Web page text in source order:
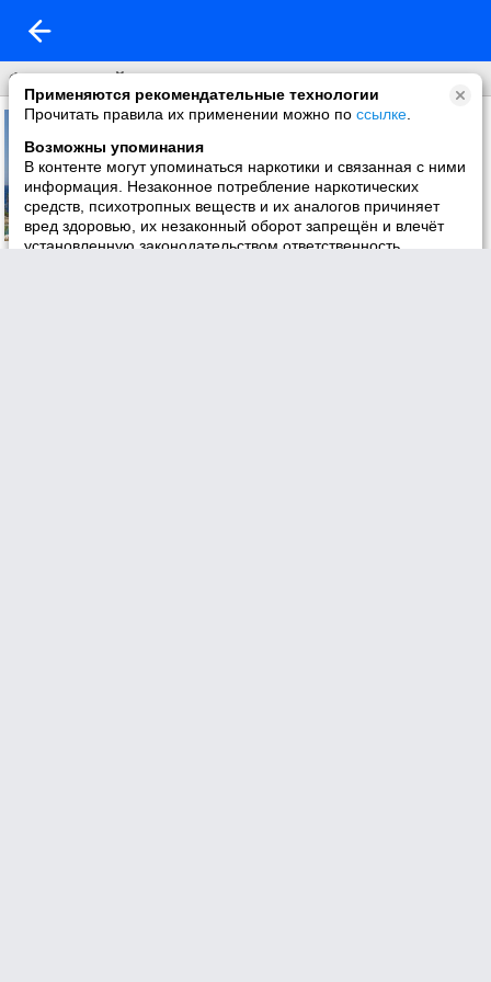
Применяются рекомендательные технологии
Прочитать правила их применении можно по ссылке
Возможны упоминания
В контенте могут упоминаться наркотики и связанная с ними
информация. Незаконное потребление наркотических
средств, психотропных веществ и их аналогов причиняет
вред здоровью, их незаконный оборот запрещён и влечёт
установленную законодательством ответственность
Фото со мной